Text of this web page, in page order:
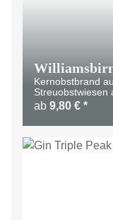
Kernobstbrand
Streuobstwiesen
ab 9,80 € *